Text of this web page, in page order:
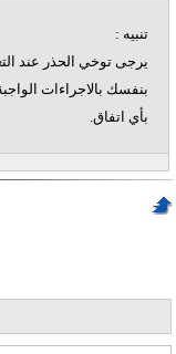
تنبيه :
يرجى توخي الحذر عند
بنفسك بالاجراءات
بأي اتفاق.